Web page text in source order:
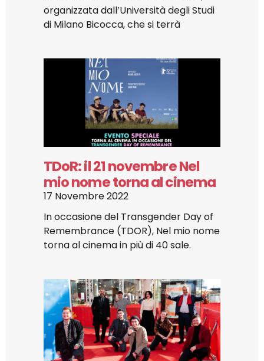
organizzata dall’Università degli Studi
di Milano Bicocca, che si terrà
TDoR: il 21 novembre Nel
mio nome torna al cinema
17 Novembre 2022
In occasione del Transgender Day of
Remembrance (TDOR), Nel mio nome
torna al cinema in più di 40 sale.